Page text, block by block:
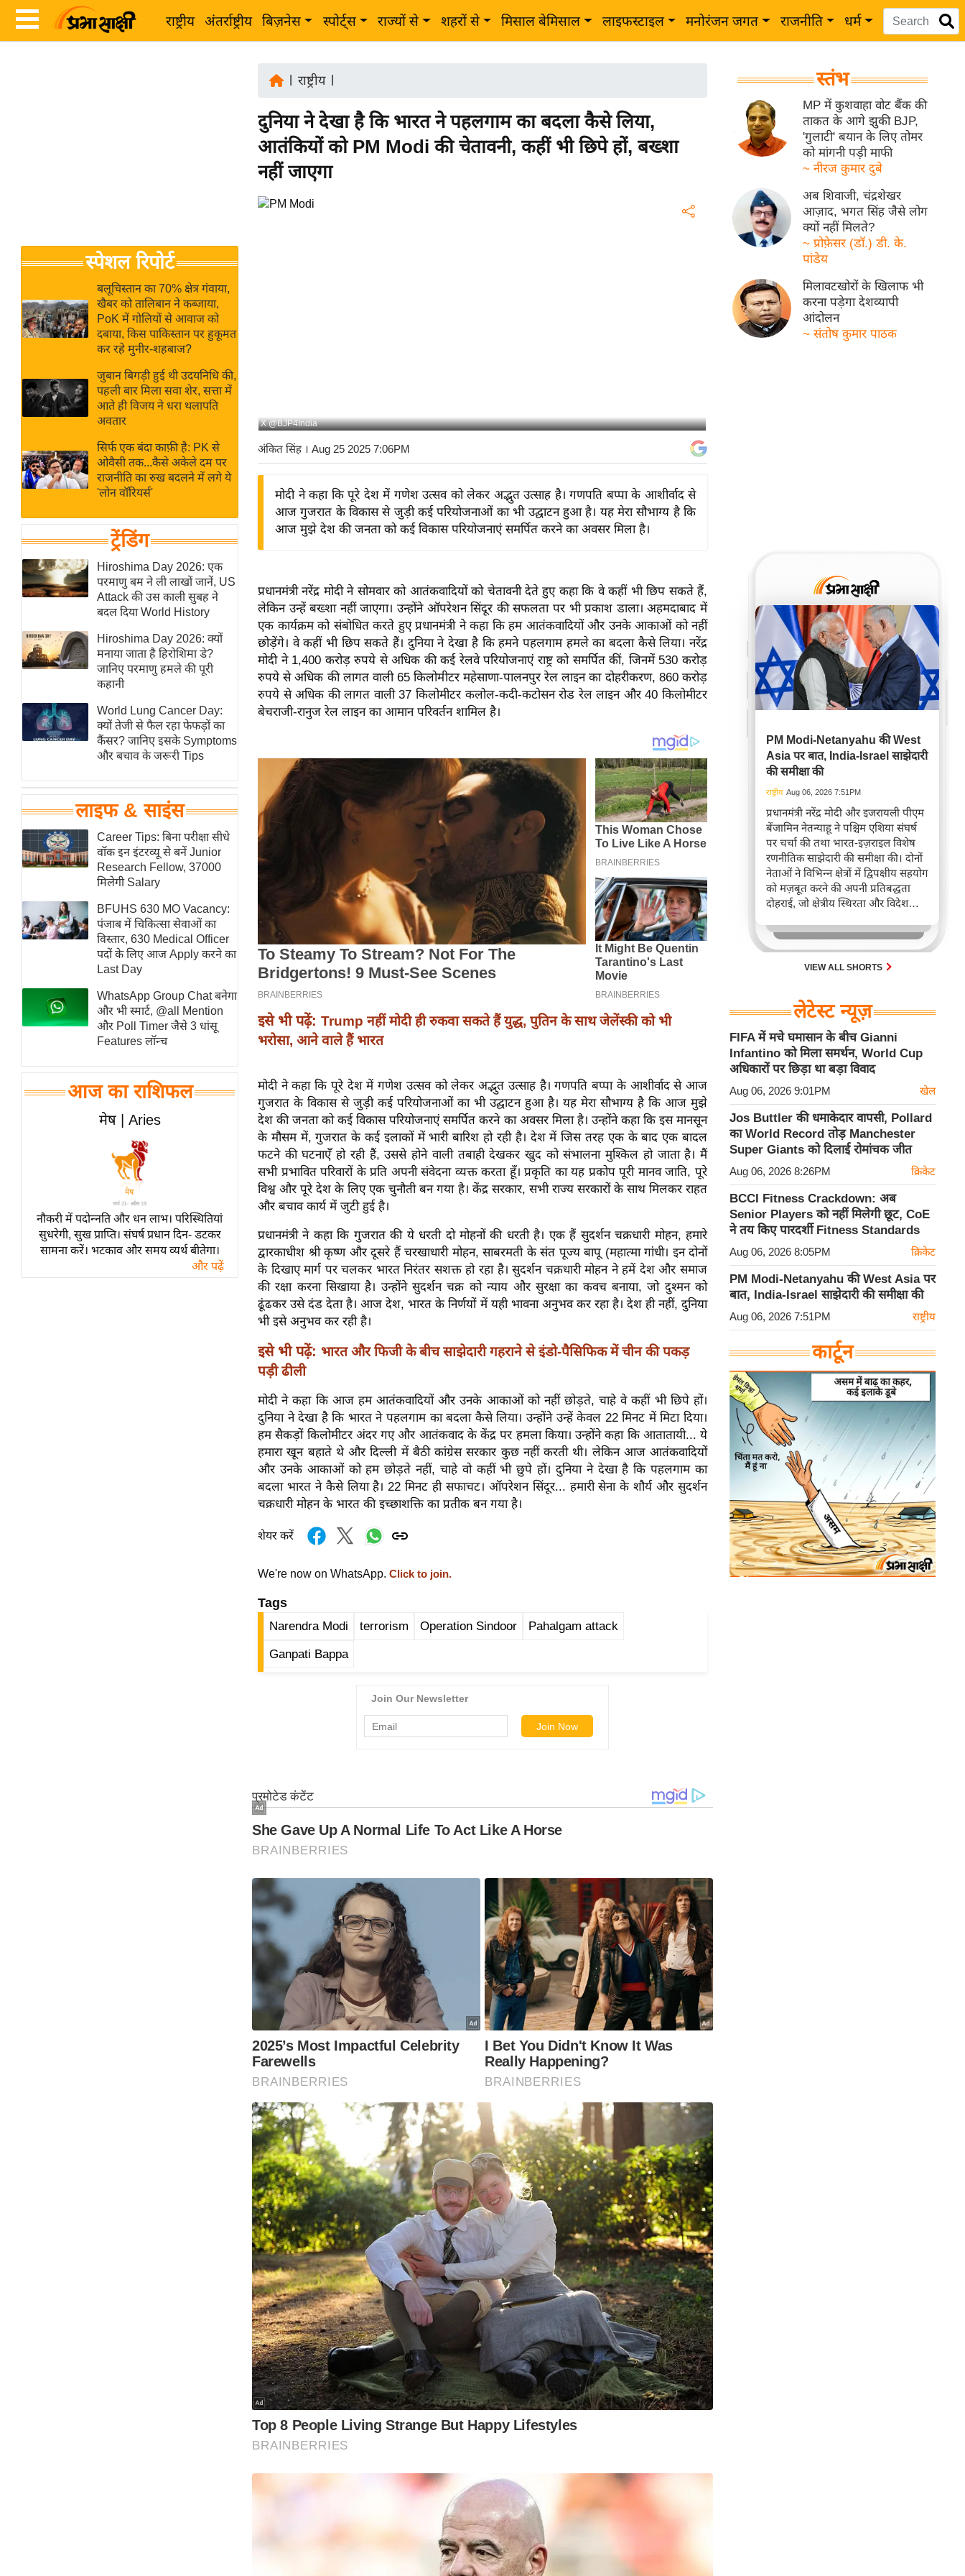
राष्ट्रीय अंतर्राष्ट्रीय बिज़नेस स्पोर्ट्स राज्यों से शहरों से मिसाल बेमिसाल लाइफस्टाइल मनोरंजन जगत राजनीति धर्म
Breaking
News in
Hindi
Hindi
Videos
जगत
राय
बजट
IPL
2026
ई-पेपर
मिसाल बेमिसाल
शख्सियत
यंग इंडिया
साहित्य जगत
ऑटो वर्ल्ड
न्यूज ब्रीफ
मनोरंजन जगत
बॉलीवुड
हॉलीवुड
फिल्म समीक्षा
News
लाइफस्टाइल
टेक्नॉलॉजी
ब्यूटी/फैशन
घरेलू नुस्खे
पर्यटन स्थल
फिटनेस मंत्रा
रिलेशनशिप
विश्लेषण
समसामयिक
मातृभूमि
स्तंभ
एम.
आर.
चाय पर
समीक्षा
व्रत
त्योहार
राशिफल
विशेष
स्पेशल रिपोर्ट
बलूचिस्तान का 70% क्षेत्र गंवाया,
खैबर को तालिबान ने कब्जाया,
PoK में गोलियों से आवाज को
दबाया, किस पाकिस्तान पर हुकूमत
कर रहे मुनीर-शहबाज?
जुबान बिगड़ी हुई थी उदयनिधि की,
पहली बार मिला सवा शेर, सत्ता में
आते ही विजय ने धरा थलापति
अवतार
सिर्फ एक बंदा काफ़ी है: PK से
ओवैसी तक...कैसे अकेले दम पर
राजनीति का रुख बदलने में लगे ये
'लोन वॉरियर्स'
ट्रेंडिंग
Hiroshima Day 2026: एक
परमाणु बम ने ली लाखों जानें, US
Attack की उस काली सुबह ने
बदल दिया World History
Hiroshima Day 2026: क्यों
मनाया जाता है हिरोशिमा डे?
जानिए परमाणु हमले की पूरी
कहानी
World Lung Cancer Day:
क्यों तेजी से फैल रहा फेफड़ों का
कैंसर? जानिए इसके Symptoms
और बचाव के जरूरी Tips
लाइफ & साइंस
Career Tips: बिना परीक्षा सीधे
वॉक इन इंटरव्यू से बनें Junior
Research Fellow, 37000
मिलेगी Salary
BFUHS 630 MO Vacancy:
पंजाब में चिकित्सा सेवाओं का
विस्तार, 630 Medical Officer
पदों के लिए आज Apply करने का
Last Day
WhatsApp Group Chat बनेगा
और भी स्मार्ट, @all Mention
और Poll Timer जैसे 3 धांसू
Features लॉन्च
आज का राशिफल
मेष | Aries
नौकरी में पदोन्नति और धन लाभ। परिस्थितियां
सुधरेगी, सुख प्राप्ति। संघर्ष प्रधान दिन- डटकर
सामना करें। भटकाव और समय व्यर्थ बीतेगा।
और पढ़ें
राष्ट्रीय|
दुनिया ने देखा है कि भारत ने पहलगाम का बदला कैसे लिया,
आतंकियों को PM Modi की चेतावनी, कहीं भी छिपे हों, बख्शा
नहीं जाएगा
X @BJP4India
अंकित सिंह। Aug 25 2025 7:06PM
मोदी ने कहा कि पूरे देश में गणेश उत्सव को लेकर अद्भुत उत्साह है। गणपति बप्पा के आशीर्वाद से
आज गुजरात के विकास से जुड़ी कई परियोजनाओं का भी उद्घाटन हुआ है। यह मेरा सौभाग्य है कि
आज मुझे देश की जनता को कई विकास परियोजनाएं समर्पित करने का अवसर मिला है।
प्रधानमंत्री नरेंद्र मोदी ने सोमवार को आतंकवादियों को चेतावनी देते हुए कहा कि वे कहीं भी छिप सकते हैं,
लेकिन उन्हें बख्शा नहीं जाएगा। उन्होंने ऑपरेशन सिंदूर की सफलता पर भी प्रकाश डाला। अहमदाबाद में
एक कार्यक्रम को संबोधित करते हुए प्रधानमंत्री ने कहा कि हम आतंकवादियों और उनके आकाओं को नहीं
छोड़ेंगे। वे कहीं भी छिप सकते हैं। दुनिया ने देखा है कि हमने पहलगाम हमले का बदला कैसे लिया। नरेंद्र
मोदी ने 1,400 करोड़ रुपये से अधिक की कई रेलवे परियोजनाएं राष्ट्र को समर्पित कीं, जिनमें 530 करोड़
रुपये से अधिक की लागत वाली 65 किलोमीटर महेसाणा-पालनपुर रेल लाइन का दोहरीकरण, 860 करोड़
रुपये से अधिक की लागत वाली 37 किलोमीटर कलोल-कदी-कटोसन रोड रेल लाइन और 40 किलोमीटर
बेचराजी-रानुज रेल लाइन का आमान परिवर्तन शामिल है।
इसे भी पढ़ें: Trump नहीं मोदी ही रुकवा सकते हैं युद्ध, पुतिन के साथ जेलेंस्की को भी
भरोसा, आने वाले हैं भारत
मोदी ने कहा कि पूरे देश में गणेश उत्सव को लेकर अद्भुत उत्साह है। गणपति बप्पा के आशीर्वाद से आज
गुजरात के विकास से जुड़ी कई परियोजनाओं का भी उद्घाटन हुआ है। यह मेरा सौभाग्य है कि आज मुझे
देश की जनता को कई विकास परियोजनाएं समर्पित करने का अवसर मिला है। उन्होंने कहा कि इस मानसून
के मौसम में, गुजरात के कई इलाकों में भारी बारिश हो रही है। देश में जिस तरह एक के बाद एक बादल
फटने की घटनाएँ हो रही हैं, उससे होने वाली तबाही देखकर खुद को संभालना मुश्किल हो जाता है। मैं
सभी प्रभावित परिवारों के प्रति अपनी संवेदना व्यक्त करता हूँ। प्रकृति का यह प्रकोप पूरी मानव जाति, पूरे
विश्व और पूरे देश के लिए एक चुनौती बन गया है। केंद्र सरकार, सभी राज्य सरकारों के साथ मिलकर राहत
और बचाव कार्य में जुटी हुई है।
प्रधानमंत्री ने कहा कि गुजरात की ये धरती दो मोहनों की धरती है। एक हैं सुदर्शन चक्रधारी मोहन, हमारे
द्वारकाधीश श्री कृष्ण और दूसरे हैं चरखाधारी मोहन, साबरमती के संत पूज्य बापू (महात्मा गांधी। इन दोनों
के दिखाए मार्ग पर चलकर भारत निरंतर सशक्त हो रहा है। सुदर्शन चक्रधारी मोहन ने हमें देश और समाज
की रक्षा करना सिखाया है। उन्होंने सुदर्शन चक्र को न्याय और सुरक्षा का कवच बनाया, जो दुश्मन को
ढूंढकर उसे दंड देता है। आज देश, भारत के निर्णयों में यही भावना अनुभव कर रहा है। देश ही नहीं, दुनिया
भी इसे अनुभव कर रही है।
इसे भी पढ़ें: भारत और फिजी के बीच साझेदारी गहराने से इंडो-पैसिफिक में चीन की पकड़
पड़ी ढीली
मोदी ने कहा कि आज हम आतंकवादियों और उनके आकाओं को नहीं छोड़ते, चाहे वे कहीं भी छिपे हों।
दुनिया ने देखा है कि भारत ने पहलगाम का बदला कैसे लिया। उन्होंने उन्हें केवल 22 मिनट में मिटा दिया।
हम सैकड़ों किलोमीटर अंदर गए और आतंकवाद के केंद्र पर हमला किया। उन्होंने कहा कि आतातायी... ये
हमारा खून बहाते थे और दिल्ली में बैठी कांग्रेस सरकार कुछ नहीं करती थी। लेकिन आज आतंकवादियों
और उनके आकाओं को हम छोड़ते नहीं, चाहे वो कहीं भी छुपे हों। दुनिया ने देखा है कि पहलगाम का
बदला भारत ने कैसे लिया है। 22 मिनट ही सफाचट। ऑपरेशन सिंदूर... हमारी सेना के शौर्य और सुदर्शन
चक्रधारी मोहन के भारत की इच्छाशक्ति का प्रतीक बन गया है।
शेयर करें
We're now on WhatsApp. Click to join.
Tags
Narendra Modi terrorism Operation Sindoor Pahalgam attack
Ganpati Bappa
स्तंभ
MP में कुशवाहा वोट बैंक की
ताकत के आगे झुकी BJP,
'गुलाटी' बयान के लिए तोमर
को मांगनी पड़ी माफी
~ नीरज कुमार दुबे
अब शिवाजी, चंद्रशेखर
आज़ाद, भगत सिंह जैसे लोग
क्यों नहीं मिलते?
~ प्रोफ़ेसर (डॉ.) डी. के.
पांडेय
मिलावटखोरों के खिलाफ भी
करना पड़ेगा देशव्यापी
आंदोलन
~ संतोष कुमार पाठक
PM Modi-Netanyahu की West
Asia पर बात, India-Israel साझेदारी
की समीक्षा की
राष्ट्रीय Aug 06, 2026 7:51PM
प्रधानमंत्री नरेंद्र मोदी और इजरायली पीएम
बेंजामिन नेतन्याहू ने पश्चिम एशिया संघर्ष
पर चर्चा की तथा भारत-इज़राइल विशेष
रणनीतिक साझेदारी की समीक्षा की। दोनों
नेताओं ने विभिन्न क्षेत्रों में द्विपक्षीय सहयोग
को मज़बूत करने की अपनी प्रतिबद्धता
दोहराई, जो क्षेत्रीय स्थिरता और विदेश
करता है।
VIEW ALL SHORTS
लेटेस्ट न्यूज़
FIFA में मचे घमासान के बीच Gianni
Infantino को मिला समर्थन, World Cup
अधिकारों पर छिड़ा था बड़ा विवाद
Aug 06, 2026 9:01PM खेल
Jos Buttler की धमाकेदार वापसी, Pollard
का World Record तोड़ Manchester
Super Giants को दिलाई रोमांचक जीत
Aug 06, 2026 8:26PM क्रिकेट
BCCI Fitness Crackdown: अब
Senior Players को नहीं मिलेगी छूट, CoE
ने तय किए पारदर्शी Fitness Standards
Aug 06, 2026 8:05PM क्रिकेट
PM Modi-Netanyahu की West Asia पर
बात, India-Israel साझेदारी की समीक्षा की
Aug 06, 2026 7:51PM राष्ट्रीय
कार्टून